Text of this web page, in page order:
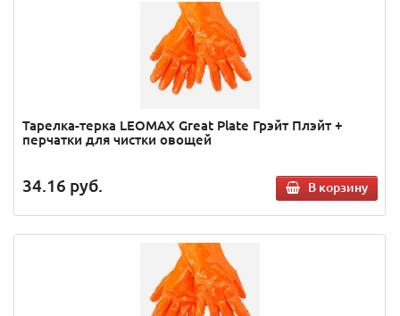
Тарелка-терка LEOMAX Great Plate Грэйт Плэйт +
перчатки для чистки овощей
34.16 руб. В корзину